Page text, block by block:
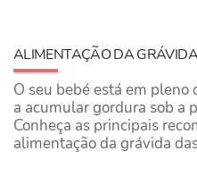
ALIMENTAÇÃO DA
O seu bebé está em
a acumular gordura sob a
Conheça as principais
alimentação da grávida